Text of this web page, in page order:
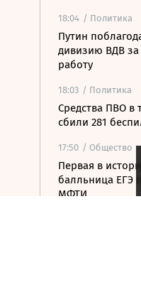
18:04 / Политика
Путин
дивизию ВДВ
работу
18:03 / Политика
Средства ПВО в
сбили 281
17:50 / Общество
Первая в
балльница ЕГЭ
МФТИ